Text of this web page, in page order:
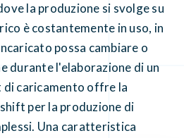
la produzione si svolge su
è costantemente in uso, in
possa cambiare o
durante l'elaborazione di un
caricamento offre la
per la produzione di
Una caratteristica